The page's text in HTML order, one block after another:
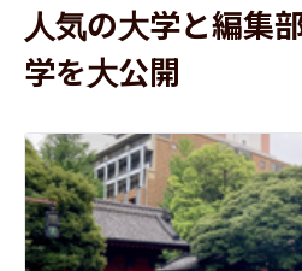
人気の大学と編集
学を大公開